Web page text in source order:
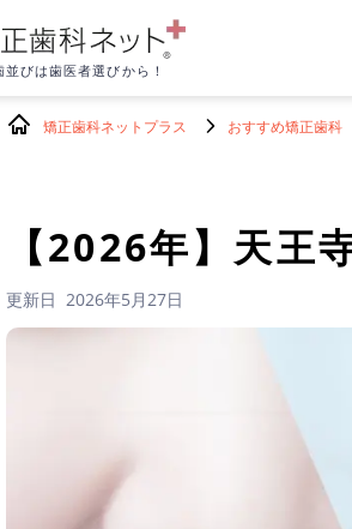
並びは歯医者選びから！
矯正歯科ネットプラス おすすめ矯正歯科
【2026年】 天王
更新日 2026年5月27日